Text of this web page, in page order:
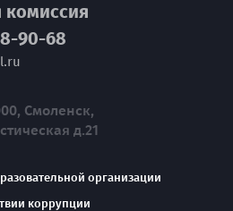
90-68
Смоленск,
д.21
организации
коррупции